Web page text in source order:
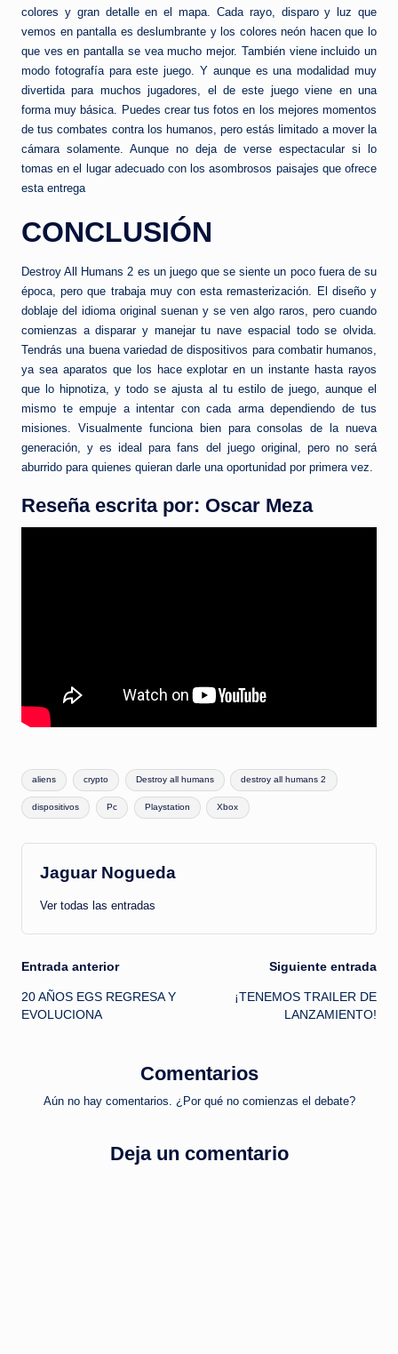
colores y gran detalle en el mapa. Cada rayo, disparo y luz que
vemos en pantalla es deslumbrante y los colores neón hacen que lo
que ves en pantalla se vea mucho mejor. También viene incluido un
modo fotografía para este juego. Y aunque es una modalidad muy
divertida para muchos jugadores, el de este juego viene en una
forma muy básica. Puedes crear tus fotos en los mejores momentos
de tus combates contra los humanos, pero estás limitado a mover la
cámara solamente. Aunque no deja de verse espectacular si lo
tomas en el lugar adecuado con los asombrosos paisajes que ofrece
esta entrega
CONCLUSIÓN
Destroy All Humans 2 es un juego que se siente un poco fuera de su
época, pero que trabaja muy con esta remasterización. El diseño y
doblaje del idioma original suenan y se ven algo raros, pero cuando
comienzas a disparar y manejar tu nave espacial todo se olvida.
Tendrás una buena variedad de dispositivos para combatir humanos,
ya sea aparatos que los hace explotar en un instante hasta rayos
que lo hipnotiza, y todo se ajusta al tu estilo de juego, aunque el
mismo te empuje a intentar con cada arma dependiendo de tus
misiones. Visualmente funciona bien para consolas de la nueva
generación, y es ideal para fans del juego original, pero no será
aburrido para quienes quieran darle una oportunidad por primera vez.
Reseña escrita por: Oscar Meza
Etiquetas:
aliens crypto Destroy all humans destroy all humans 2
dispositivos Pc Playstation Xbox
Jaguar Nogueda
Ver todas las entradas
Navegación
de
Entrada anterior
20 AÑOS EGS REGRESA Y
EVOLUCIONA
Siguiente entrada
¡TENEMOS TRAILER DE
LANZAMIENTO!
Comentarios
Aún no hay comentarios. ¿Por qué no comienzas el debate?
Deja un comentario